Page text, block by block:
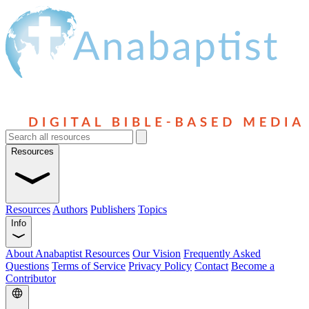
Resources
Resources Authors Publishers Topics
Info
About Anabaptist Resources Our Vision Frequently Asked
Questions Terms of Service Privacy Policy Contact Become a
Contributor